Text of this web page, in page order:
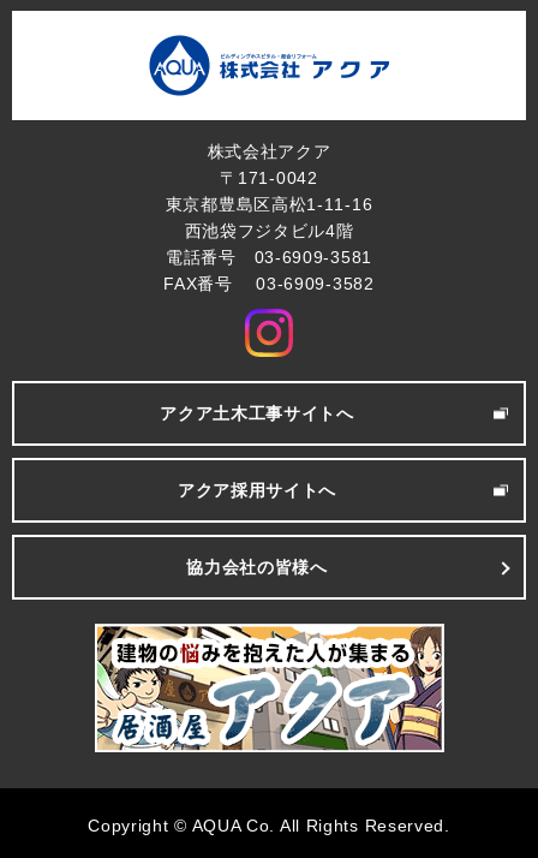
株式会社アクア
〒171-0042
東京都豊島区高松1-11-16
西池袋フジタビル4階
電話番号 03-6909-3581
FAX番号 03-6909-3582
アクア土木工事サイトへ
アクア採用サイトへ
協力会社の皆様へ
Copyright © AQUA Co. All Rights Reserved.